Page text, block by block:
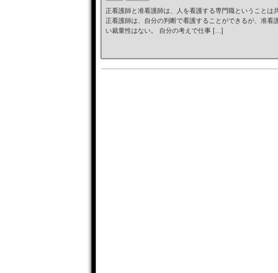
正看護師と准看護師は、人を看護する専門職ということは
正看護師は、自分の判断で看護することができるが、准看
い裁量性はない。 自分の考えで仕事 […]